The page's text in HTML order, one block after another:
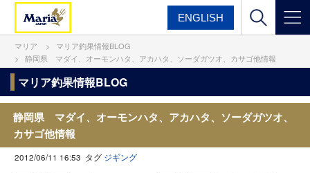
ENGLISH
マリア
マリア釣果情報BLOG
静岡県 マダイ、オーモンハタ、アカハタ、ソーダガツオ、カサゴ他情報
マリア釣果情報BLOG
静岡県 マダイ、オーモンハタ、アカハタ、ソーダガツオ、
カサゴ他情報
2012/06/11 16:53 タグ ジギング